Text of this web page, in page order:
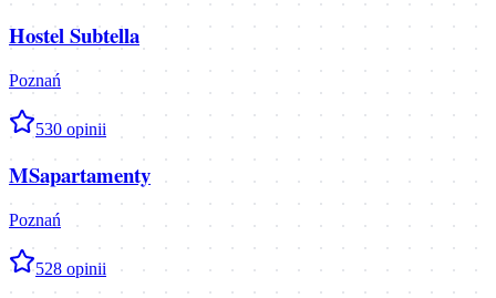
Hostel Subtella
Poznań
530 opinii
MSapartamenty
Poznań
528 opinii